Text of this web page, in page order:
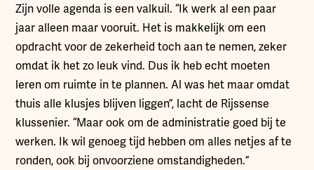
Zijn volle agenda is een valkuil. “Ik werk al een paar
jaar alleen maar vooruit. Het is makkelijk om een
opdracht voor de zekerheid toch aan te nemen, zeker
omdat ik het zo leuk vind. Dus ik heb echt moeten
leren om ruimte in te plannen. Al was het maar omdat
thuis alle klusjes blijven liggen”, lacht de Rijssense
klussenier. “Maar ook om de administratie goed bij te
werken. Ik wil genoeg tijd hebben om alles netjes af te
ronden, ook bij onvoorziene omstandigheden.”